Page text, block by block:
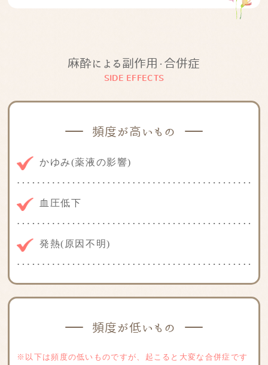
麻酔による副作用・合併症
SIDE EFFECTS
頻度が高いもの
かゆみ(薬液の影響)
血圧低下
発熱(原因不明)
頻度が低いもの
※以下は頻度の低いものですが、起こると大変な合併症です